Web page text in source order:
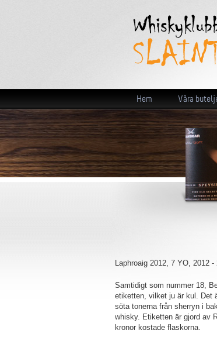
Hem Våra
Laphroaig 2012, 7 YO, 2012
Samtidigt som nummer 18,
etiketten, vilket ju är kul. Det
söta tonerna från sherryn i
whisky. Etiketten är gjord av
kronor kostade flaskorna.